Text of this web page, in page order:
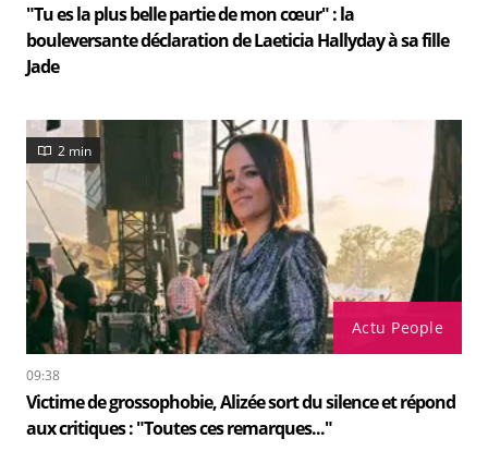
"Tu es la plus belle partie de mon cœur" : la
bouleversante déclaration de Laeticia Hallyday à sa fille
Jade
Actu People
2 min
09:38
Victime de grossophobie, Alizée sort du silence et répond
aux critiques : "Toutes ces remarques..."